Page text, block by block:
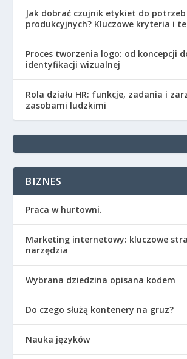
Jak dobrać czujnik etykiet do potrzeb
produkcyjnych? Kluczowe kryteria i
Proces tworzenia logo: od koncepcji
identyfikacji wizualnej
Rola działu HR: funkcje, zadania i
zasobami ludzkimi
BIZNES
Praca w hurtowni.
Marketing internetowy: kluczowe
narzędzia
Wybrana dziedzina opisana kodem
Do czego służą kontenery na gruz?
Nauka języków